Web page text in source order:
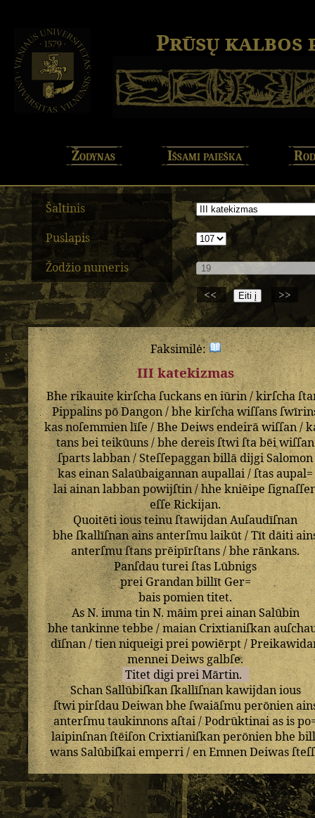
Prūsų kalbos
Žodynas Išsami paieška
Šaltinis
Puslapis
Žodžio numeris
<<
>>
Faksimilė:
III katekizmas
Bherikauitekirſchaſuckanseniūrin/kirſcha
PippalinspōDangon/bhe kirſchawiſſans
kasnoſemmienlīſe/Bhe Deiws endeirā wiſſan/
tansbei teikūuns/bhedereisſtwiſtabēiwiſſan
ſpartslabban/SteſſepagganbillādijgiSalomon
kaseinanSalaūbaigannan aupallai/ſtasaupal=
laiainan labbanpowijſtin/hhekniēipe
eſſeRickijan.
QuoitētiiousteinuſtawijdanAuſaudīſnan
bhe ſkallīſnanainsanterſmulaikūt/Tītdāiti
anterſmuſtans prēipīrſtans/bhe rānkans.
Panſdau turei ſtasLūbnigs
prei GrandanbillītGer=
bais pomien titet.
AsN.immatinN.māimpreiainanSalūbin
bhe tankinnetebbe/maianCrixtianiſkan
dīſnan/tienniqueigipreipowiērpt/
menneiDeiwsgalbſe.
Titet digi prei Mārtin.
SchanSallūbiſkanſkallīſnankawijdanious
ſtwipirſdauDeiwanbhe ſwaiāſmuperōnien
anterſmutaukinnonsaſtai/Podrūktinaias is
laipinſnanſtēiſon Crixtianiſkanperōnienbhe
wansSalūbiſkaiemperri/enEmnenDeiwas